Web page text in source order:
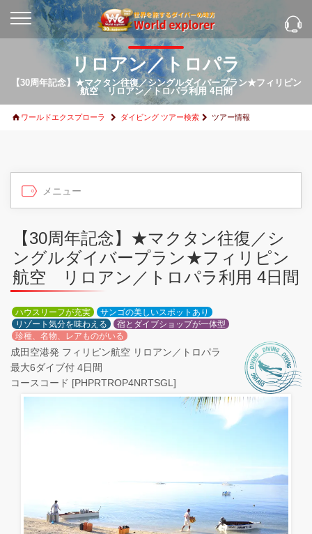
リロアン／トロパラ
【30周年記念】★マクタン往復／シングルダイバープラン★フィリピン
航空 リロアン／トロパラ利用 4日間
ワールドエクスプローラ ダイビング ツアー検索 ツアー情報
【30周年記念】★マクタン往復／シ
ングルダイバープラン★フィリピン
航空 リロアン／トロパラ利用 4日間
ハウスリーフが充実
サンゴの美しいスポットあり
リゾート気分を味わえる
宿とダイブショップが一体型
珍種、名物、レアものがいる
成田空港発 フィリピン航空 リロアン／トロパラ
最大6ダイブ付 4日間
コースコード [PHPRTROP4NRTSGL]